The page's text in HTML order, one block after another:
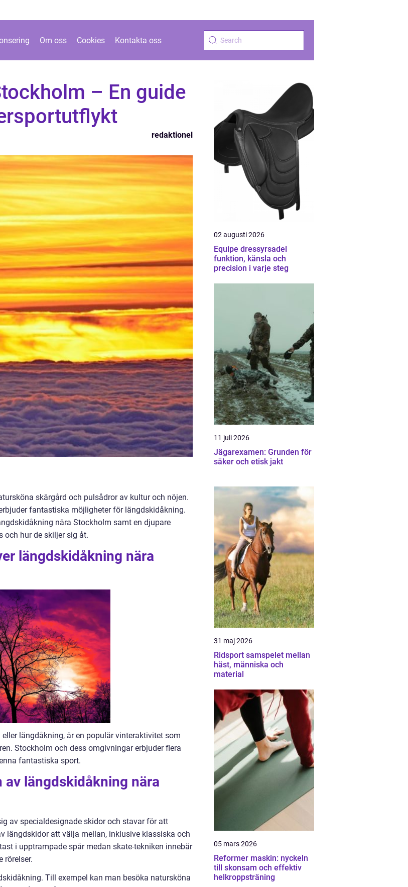
Om oss Cookies Kontakta oss
– En guide
redaktionel
skärgård och pulsådror av kultur och nöjen.
fantastiska möjligheter för längdskidåkning.
nära Stockholm samt en djupare
och hur de skiljer sig åt.
längdskidåkning nära
längdåkning, är en populär vinteraktivitet som
Stockholm och dess omgivningar erbjuder flera
fantastiska sport.
längdskidåkning nära
av specialdesignade skidor och stavar för att
längdskidor att välja mellan, inklusive klassiska och
i upptrampade spår medan skate-tekniken innebär
rörelser.
Till exempel kan man besöka natursköna
02 augusti 2026
Equipe dressyrsadel
funktion, känsla och
precision i varje steg
11 juli 2026
Jägarexamen: Grunden för
säker och etisk jakt
31 maj 2026
Ridsport samspelet mellan
häst, människa och
material
05 mars 2026
Reformer maskin: nyckeln
till skonsam och effektiv
helkroppsträning